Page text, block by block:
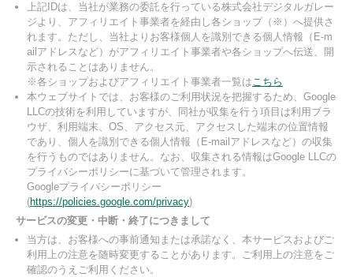
上記IDは、当社が業務の委託を行っている株式会社デジタルガレー
ジより、アフィリエイト事業者を経由し各ショップ（※）へ提供さ
れます。ただし、当社よりお客様個人を識別できる個人情報（E-m
ailアドレスなど）がアフィリエイト事業者や各ショップへ伝送、開
示されることはありません。
※各ショップおよびアフィリエイト事業者一覧はこちら
本ウェブサイトでは、お客様のご利用状況を把握するため、Google
LLCの技術を利用していますが、同社が収集を行う項目は利用ブラ
ウザ、利用端末、OS、アクセス元、アクセスした端末の位置情報
であり、個人を識別できる個人情報（E-mailアドレスなど）の収集
を行うものではありません。なお、収集される情報はGoogle LLCの
プライバシーポリシーに基づいて管理されます。
Googleプライバシーポリシー
(https://policies.google.com/privacy)
サービスの変更・中断・終了につきまして
当方は、お客様への事前通知または承諾なく、本サービスおよびご
利用上の注意を随時変更することがあります。ご利用上の注意をご
確認のうえご利用ください。